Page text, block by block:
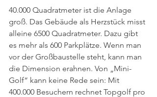
40.000 Quadratmeter ist die Anlage
groß. Das Gebäude als Herzstück misst
alleine 6500 Quadratmeter. Dazu gibt
es mehr als 600 Parkplätze. Wenn man
vor der Großbaustelle steht, kann man
die Dimension erahnen. Von „Mini-
Golf“ kann keine Rede sein: Mit
400.000 Besuchern rechnet Topgolf pro